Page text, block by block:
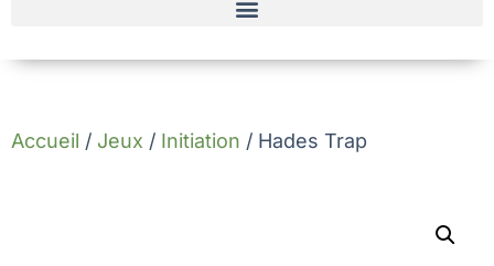
Accueil / Jeux / Initiation / Hades Trap